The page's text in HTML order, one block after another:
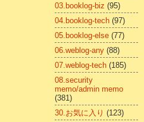
03.booklog-biz (95)
04.booklog-tech (97)
05.booklog-else (77)
06.weblog-any (88)
07.weblog-tech (185)
08.security
memo/admin memo
(381)
30.お気に入り (123)